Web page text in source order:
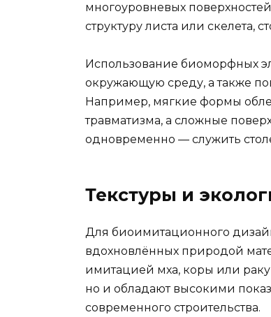
многоуровневых
структуру листа или
Использование биоморфных
окружающую среду, а также
Например, мягкие формы
травматизма, а сложные
одновременно — служить
Текстуры и
Для биоимитационного
вдохновлённых природой
имитацией мха, коры или
но и обладают высокими
современного строительства.